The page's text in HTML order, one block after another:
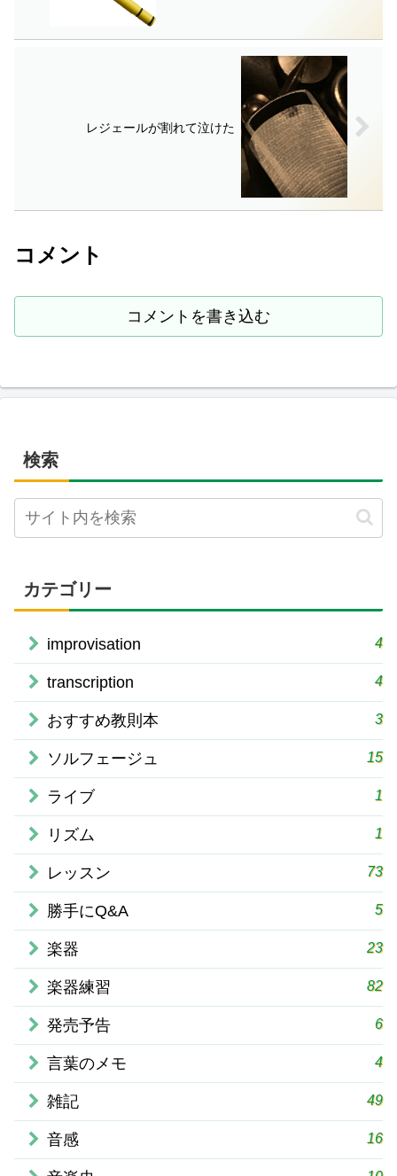
レジェールが割れて泣けた
コメント
コメントを書き込む
検索
カテゴリー
improvisation 4
transcription 4
おすすめ教則本 3
ソルフェージュ 15
ライブ 1
リズム 1
レッスン 73
勝手にQ&A 5
楽器 23
楽器練習 82
発売予告 6
言葉のメモ 4
雑記 49
音感 16